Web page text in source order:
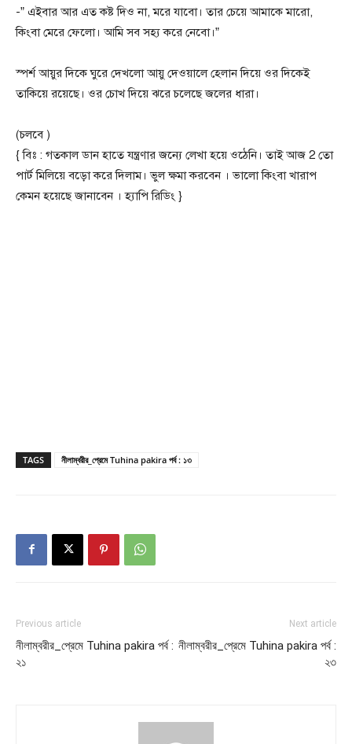
-” এইবার আর এত কষ্ট দিও না, মরে যাবো। তার চেয়ে আমাকে মারো,
কিংবা মেরে ফেলো। আমি সব সহ্য করে নেবো।”
স্পর্শ আয়ুর দিকে ঘুরে দেখলো আয়ু দেওয়ালে হেলান দিয়ে ওর দিকেই
তাকিয়ে রয়েছে। ওর চোখ দিয়ে ঝরে চলেছে জলের ধারা।
(চলবে )
{ বিঃ : গতকাল ডান হাতে যন্ত্রণার জন্যে লেখা হয়ে ওঠেনি। তাই আজ 2 তো
পার্ট মিলিয়ে বড়ো করে দিলাম। ভুল ক্ষমা করবেন । ভালো কিংবা খারাপ
কেমন হয়েছে জানাবেন । হ্যাপি রিডিং }
TAGS নীলাম্বরীর_প্রেমে Tuhina pakira পর্ব : ১৩
Previous article
নীলাম্বরীর_প্রেমে Tuhina pakira পর্ব :
২১
Next article
নীলাম্বরীর_প্রেমে Tuhina pakira পর্ব :
২৩